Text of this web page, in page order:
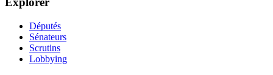
Députés
Sénateurs
Scrutins
Lobbying